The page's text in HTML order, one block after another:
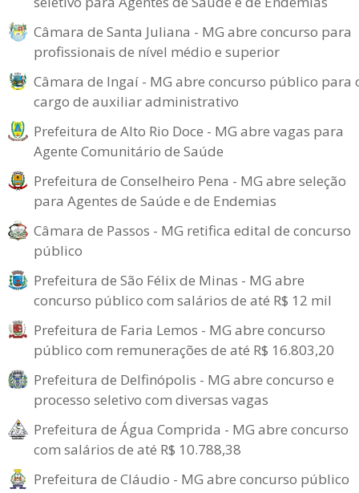
Câmara de Santa Juliana - MG abre concurso para
profissionais de nível médio e superior
Câmara de Ingaí - MG abre concurso público para
cargo de auxiliar administrativo
Prefeitura de Alto Rio Doce - MG abre vagas para
Agente Comunitário de Saúde
Prefeitura de Conselheiro Pena - MG abre seleção
para Agentes de Saúde e de Endemias
Câmara de Passos - MG retifica edital de concurso
público
Prefeitura de São Félix de Minas - MG abre
concurso público com salários de até R$ 12 mil
Prefeitura de Faria Lemos - MG abre concurso
público com remunerações de até R$ 16.803,20
Prefeitura de Delfinópolis - MG abre concurso e
processo seletivo com diversas vagas
Prefeitura de Água Comprida - MG abre concurso
com salários de até R$ 10.788,38
Prefeitura de Cláudio - MG abre concurso público